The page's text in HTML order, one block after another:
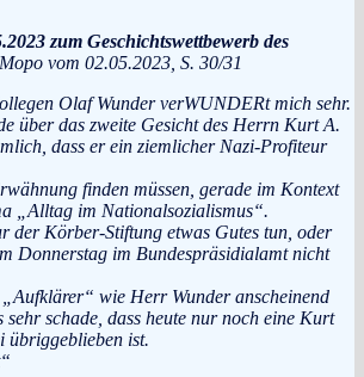
zum Geschichtswettbewerb des
Mopo vom 02.05.2023, S. 30/31
Olaf Wunder verWUNDERt mich sehr.
über das zweite Gesicht des Herrn Kurt A.
dass er ein ziemlicher Nazi-Profiteur
finden müssen, gerade im Kontext
„Alltag im Nationalsozialismus“.
der Körber-Stiftung etwas Gutes tun, oder
Donnerstag im Bundespräsidialamt nicht
wie Herr Wunder anscheinend
sehr schade, dass heute nur noch eine Kurt
übriggeblieben ist.